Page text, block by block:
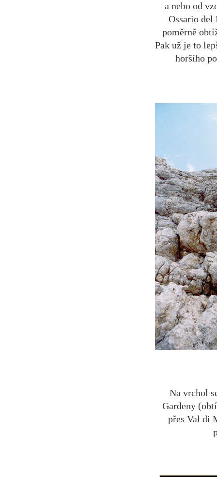
a nebo od
Ossario del
poměrně
Pak už je to
horšího
Na vrchol
Gardeny
přes Val di